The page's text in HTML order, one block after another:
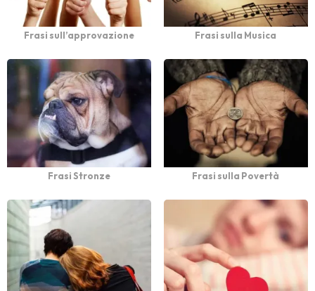
Frasi sull’approvazione Frasi sulla Musica
Frasi Stronze Frasi sulla Povertà